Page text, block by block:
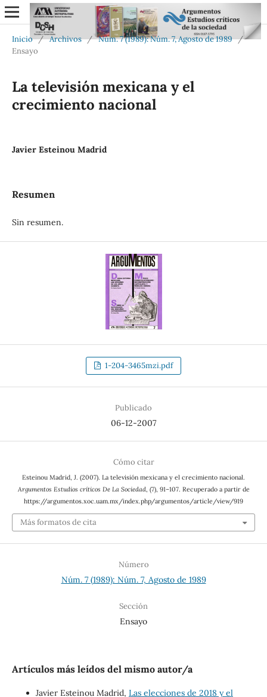
Inicio / Archivos / Núm. 7 (1989): Núm. 7, Agosto de 1989 /
Ensayo
La televisión mexicana y el
crecimiento nacional
Javier Esteinou Madrid
Resumen
Sin resumen.
1-204-3465mzi.pdf
Publicado
06-12-2007
Cómo citar
Esteinou Madrid, J. (2007). La televisión mexicana y el crecimiento nacional.
Argumentos Estudios críticos De La Sociedad, (7), 91–107. Recuperado a partir de
https://argumentos.xoc.uam.mx/index.php/argumentos/article/view/919
Más formatos de cita
Número
Núm. 7 (1989): Núm. 7, Agosto de 1989
Sección
Ensayo
Artículos más leídos del mismo autor/a
Javier Esteinou Madrid, Las elecciones de 2018 y el